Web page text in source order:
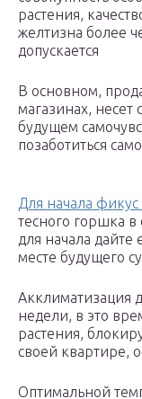
растения,
желтизна более
допускается
В основном,
магазинах, несет
будущем
позаботиться
Для начала
тесного горшка в
для начала
месте будущего
Акклиматизация
недели, в это
растения,
своей квартире,
Оптимальной